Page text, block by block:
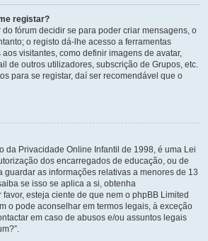
registar?
fórum decidir se para poder criar mensagens, o
o registo dá-lhe acesso a ferramentas
visitantes, como definir imagens de avatar,
de outros utilizadores, subscrição de Grupos, etc.
para se registar, daí ser recomendável que o
da Privacidade Online Infantil de 1998, é uma Lei
dos encarregados de educação, ou de
guardar as informações relativas a menores de 13
se isso se aplica a si, obtenha
esteja ciente de que nem o phpBB Limited
o pode aconselhar em termos legais, à exceção
em caso de abusos e/ou assuntos legais